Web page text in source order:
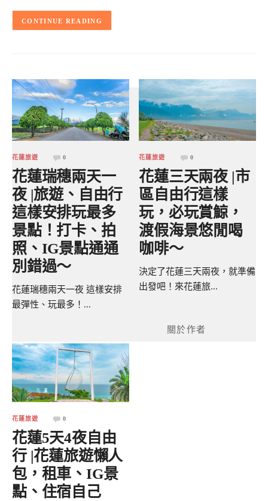
CONTINUE READING
花蓮旅遊 0
花蓮瑞穗兩天一
夜 |旅遊、自由行
這樣安排玩最多
景點！打卡、拍
照、IG景點通通
別錯過～
花蓮瑞穗兩天一夜 這樣安排
最彈性、玩最多！...
花蓮旅遊 0
花蓮三天兩夜 |市
區自由行這樣
玩，必玩賞鯨，
渡假海景悠閒喝
咖啡～
決定了花蓮三天兩夜，就準備
出發吧！來花蓮旅...
花蓮旅遊 0
花蓮5天4夜自由
行 |花蓮旅遊懶人
包，租車、IG景
點、住宿自己
關於作者